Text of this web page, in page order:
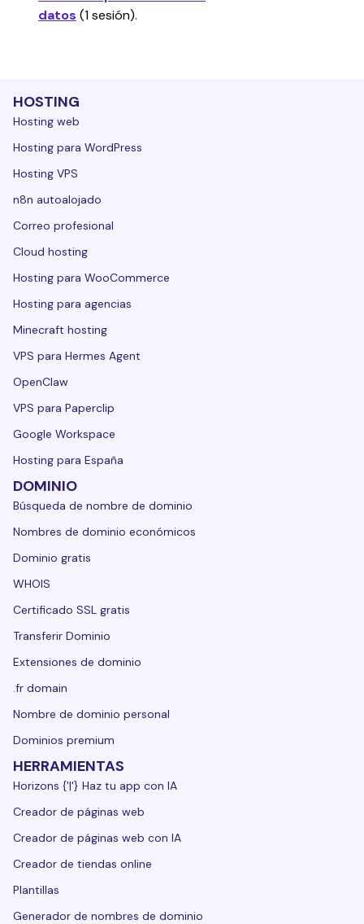
datos (1 sesión).
HOSTING
Hosting web
Hosting para WordPress
Hosting VPS
n8n autoalojado
Correo profesional
Cloud hosting
Hosting para WooCommerce
Hosting para agencias
Minecraft hosting
VPS para Hermes Agent
OpenClaw
VPS para Paperclip
Google Workspace
Hosting para España
DOMINIO
Búsqueda de nombre de dominio
Nombres de dominio económicos
Dominio gratis
WHOIS
Certificado SSL gratis
Transferir Dominio
Extensiones de dominio
.fr domain
Nombre de dominio personal
Dominios premium
HERRAMIENTAS
Horizons {'|'} Haz tu app con IA
Creador de páginas web
Creador de páginas web con IA
Creador de tiendas online
Plantillas
Generador de nombres de dominio